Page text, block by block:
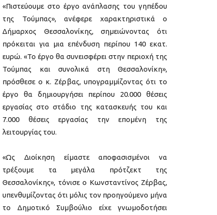
«Πιστεύουμε στο έργο ανάπλασης του γηπέδου
της Τούμπας», ανέφερε χαρακτηριστικά ο
Δήμαρχος Θεσσαλονίκης, σημειώνοντας ότι
πρόκειται για μια επένδυση περίπου 140 εκατ.
ευρώ. «Το έργο θα συνεισφέρει στην περιοχή της
Τούμπας και συνολικά στη Θεσσαλονίκη»,
πρόσθεσε ο κ. Ζέρβας, υπογραμμίζοντας ότι το
έργο θα δημιουργήσει περίπου 20.000 θέσεις
εργασίας στο στάδιο της κατασκευής του και
7.000 θέσεις εργασίας την επομένη της
λειτουργίας του.
«Ως Διοίκηση είμαστε αποφασισμένοι να
τρέξουμε τα μεγάλα πρότζεκτ της
Θεσσαλονίκης», τόνισε ο Κωνσταντίνος Ζέρβας,
υπενθυμίζοντας ότι μόλις τον προηγούμενο μήνα
το Δημοτικό Συμβούλιο είχε γνωμοδοτήσει